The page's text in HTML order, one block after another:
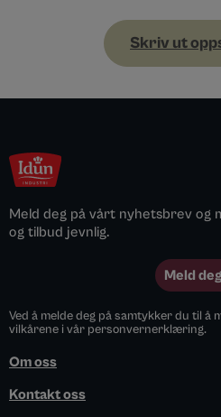
Skriv ut
Meld deg på vårt nyhetsbrev og
og tilbud jevnlig.
Meld
Ved å melde deg på samtykker du til å
vilkårene i vår personvernerklæring.
Om oss
Kontakt oss